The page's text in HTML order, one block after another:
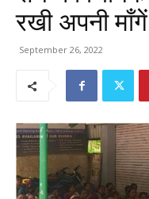
रखी अपनी माँगें
September 26, 2022